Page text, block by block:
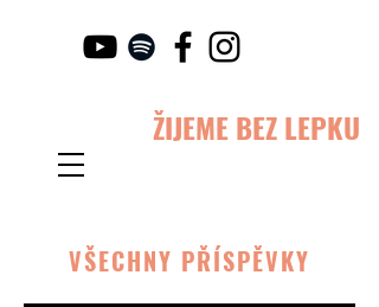
ŽIJEME BEZ LEPKU
VŠECHNY PŘÍSPĚVKY